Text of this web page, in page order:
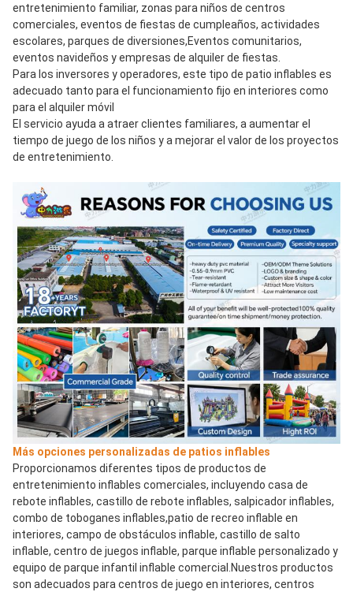
entretenimiento familiar, zonas para niños de centros
comerciales, eventos de fiestas de cumpleaños, actividades
escolares, parques de diversiones,Eventos comunitarios,
eventos navideños y empresas de alquiler de fiestas.
Para los inversores y operadores, este tipo de patio inflables es
adecuado tanto para el funcionamiento fijo en interiores como
para el alquiler móvil
El servicio ayuda a atraer clientes familiares, a aumentar el
tiempo de juego de los niños y a mejorar el valor de los proyectos
de entretenimiento.
Más opciones personalizadas de patios inflables
Proporcionamos diferentes tipos de productos de
entretenimiento inflables comerciales, incluyendo casa de
rebote inflables, castillo de rebote inflables, salpicador inflables,
combo de toboganes inflables,patio de recreo inflable en
interiores, campo de obstáculos inflable, castillo de salto
inflable, centro de juegos inflable, parque inflable personalizado y
equipo de parque infantil inflable comercial.Nuestros productos
son adecuados para centros de juego en interiores, centros